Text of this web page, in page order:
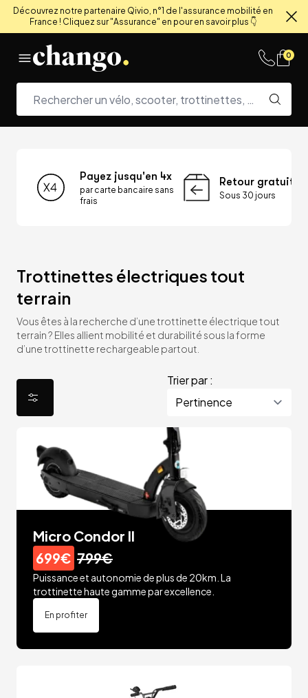
Découvrez notre partenaire Qivio, n°1 de l'assurance mobilité en
France ! Cliquez sur "Assurance" en pour en savoir plus 👇
0
Payez jusqu'en 4x
par carte bancaire sans
frais
Retour gratuit
Sous 30 jours
Trottinettes électriques tout
terrain
Vous êtes à la recherche d’une trottinette électrique tout
terrain ? Elles allient mobilité et durabilité sous la forme
d’une trottinette rechargeable partout.
Trier par :
Micro Condor II
699€ 799€
Puissance et autonomie de plus de 20km. La
trottinette haute gamme par excellence.
En profiter